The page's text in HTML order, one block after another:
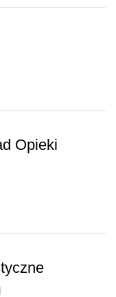
Opieki